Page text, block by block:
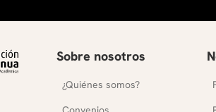
Sobre nosotros
¿Quiénes somos?